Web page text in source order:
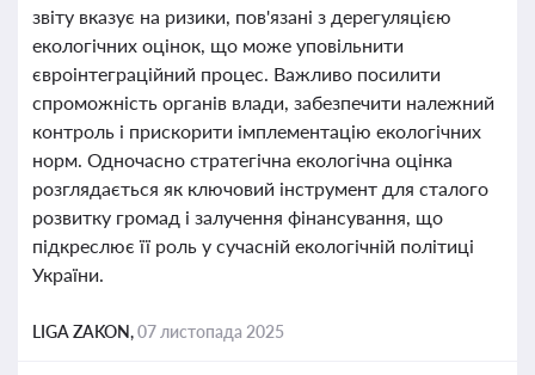
звіту вказує на ризики, пов'язані з дерегуляцією
екологічних оцінок, що може уповільнити
євроінтеграційний процес. Важливо посилити
спроможність органів влади, забезпечити належний
контроль і прискорити імплементацію екологічних
норм. Одночасно стратегічна екологічна оцінка
розглядається як ключовий інструмент для сталого
розвитку громад і залучення фінансування, що
підкреслює її роль у сучасній екологічній політиці
України.
LIGA ZAKON,07 листопада 2025